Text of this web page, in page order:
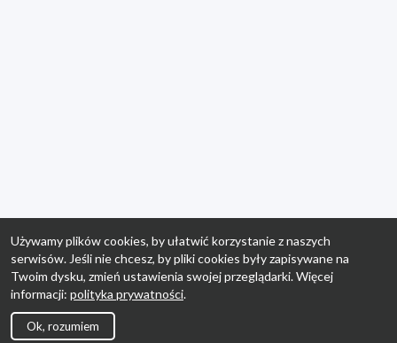
Używamy plików cookies, by ułatwić korzystanie z naszych
serwisów. Jeśli nie chcesz, by pliki cookies były zapisywane na
Twoim dysku, zmień ustawienia swojej przeglądarki. Więcej
informacji: polityka prywatności.
Ok, rozumiem